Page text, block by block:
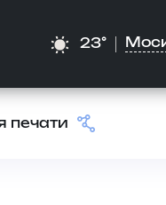
23°
печати